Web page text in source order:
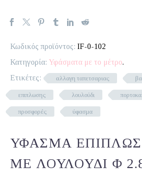
Κωδικός προϊόντος: IF-0-102
Κατηγορία: Υφάσματα με το μέτρο.
Ετικέτες:
αλλαγη ταπετσαριας
επιπλωσης λουλούδι
προσφορές ύφασμα
ΥΦΑΣΜΑ
ΜΕ ΛΟΥΛΟΥΔΙ Φ